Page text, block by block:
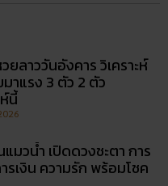
ยลาววันอังคาร วิเคราะห์
มาแรง 3 ตัว 2 ตัว
นี้
แมวน้ำ เปิดดวงชะตา การ
รเงิน ความรัก พร้อมโชค